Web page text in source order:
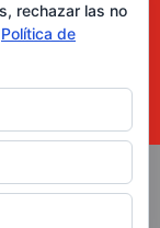
del Aceite de
rechazar las no
Política de